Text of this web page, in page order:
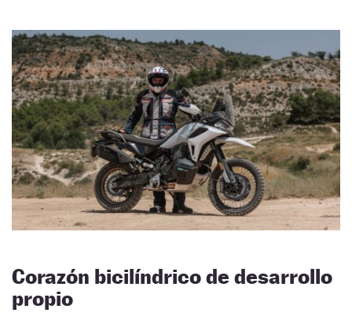
Corazón bicilíndrico de desarrollo
propio